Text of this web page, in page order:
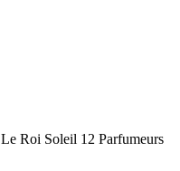
Le Roi Soleil 12 Parfumeurs